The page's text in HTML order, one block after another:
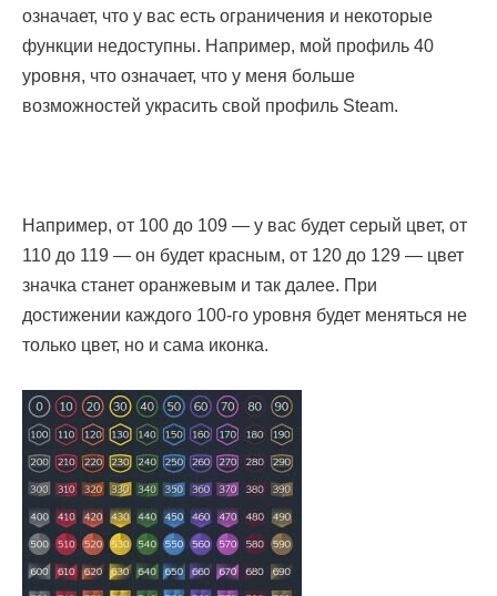
означает, что у вас есть ограничения и некоторые
функции недоступны. Например, мой профиль 40
уровня, что означает, что у меня больше
возможностей украсить свой профиль Steam.
Например, от 100 до 109 — у вас будет серый цвет, от
110 до 119 — он будет красным, от 120 до 129 — цвет
значка станет оранжевым и так далее. При
достижении каждого 100-го уровня будет меняться не
только цвет, но и сама иконка.